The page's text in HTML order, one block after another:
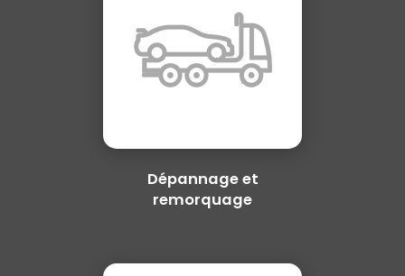
Dépannage et
remorquage